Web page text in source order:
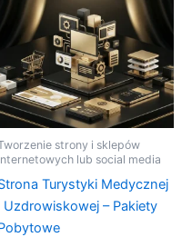
strony i sklepów
lub social media
Turystyki Medycznej
Uzdrowiskowej – Pakiety